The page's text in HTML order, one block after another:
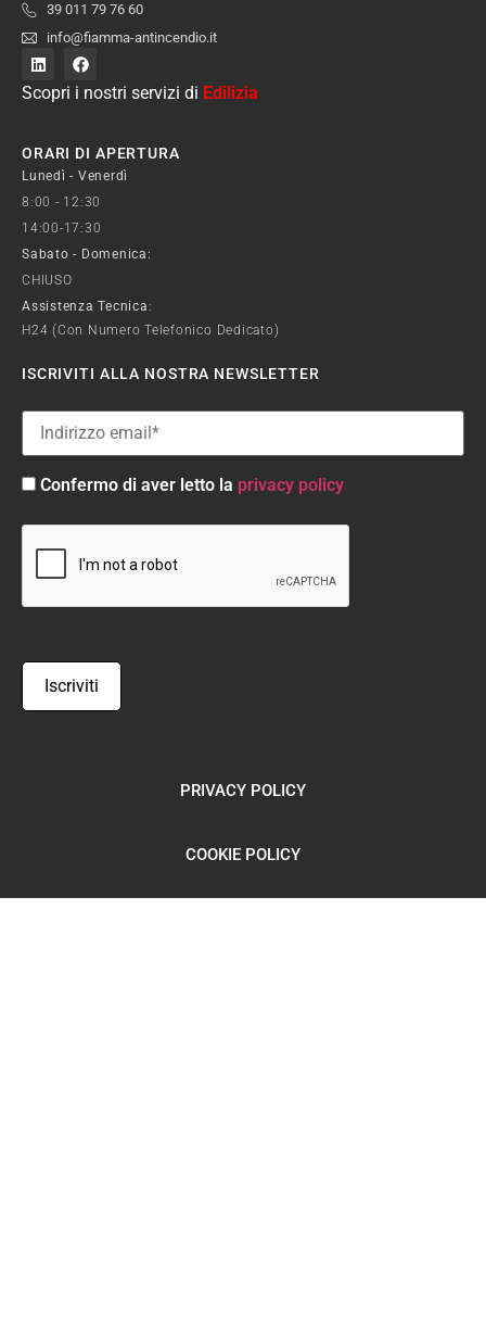
39 011 79 76 60
info@fiamma-antincendio.it
Scopri i nostri servizi di Edilizia
ORARI DI APERTURA
Lunedì - Venerdì
8:00 - 12:30
14:00-17:30
Sabato - Domenica:
CHIUSO
Assistenza Tecnica:
H24 (con Numero Telefonico Dedicato)
ISCRIVITI ALLA NOSTRA NEWSLETTER
Confermo di aver letto la privacy policy
PRIVACY POLICY
COOKIE POLICY